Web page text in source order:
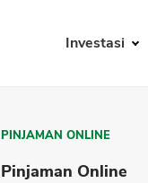
Investasi
PINJAMAN ONLINE
Pinjaman Online